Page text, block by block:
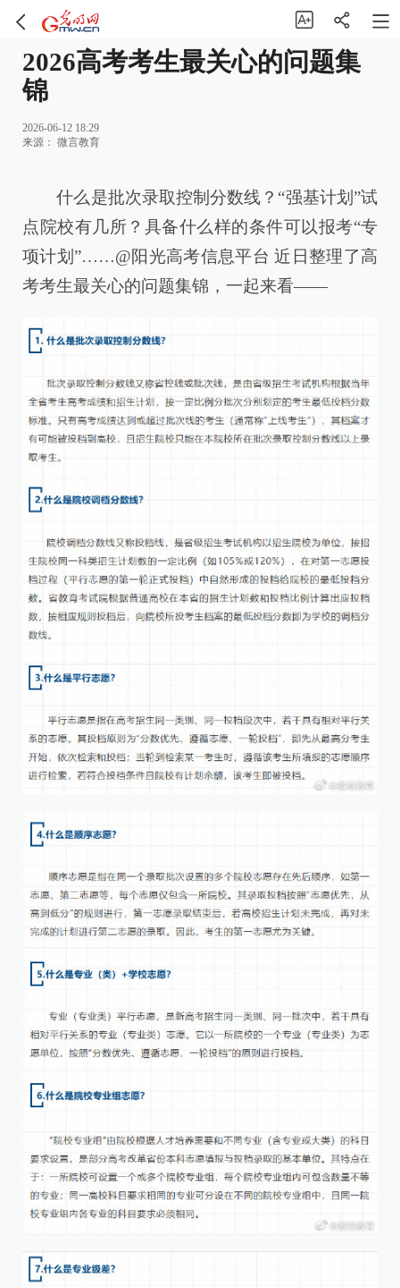
2026高考考生最关心的问题集
锦
2026-06-12 18:29
来源： 微言教育
什么是批次录取控制分数线？“强基计划”试
点院校有几所？具备什么样的条件可以报考“专
项计划”……@阳光高考信息平台 近日整理了高
考考生最关心的问题集锦，一起来看——